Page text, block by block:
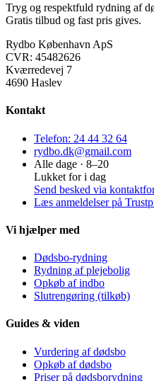
Tryg og respektfuld rydning af
Gratis tilbud og fast pris gives.
Rydbo København ApS
CVR: 45482626
Kværredevej 7
4690 Haslev
Kontakt
Telefon: 24 44 32 64
rydbo.dk@gmail.com
Alle dage · 8–20
Lukket for i dag
Send besked via
Læs anmeldelser på
Vi hjælper med
Dødsbo-rydning
Rydning af plejebolig
Opkøb af indbo
Slutrengøring (tilkøb)
Guides & viden
Vurdering af dødsbo
Opkøb af dødsbo
Priser på dødsborydning